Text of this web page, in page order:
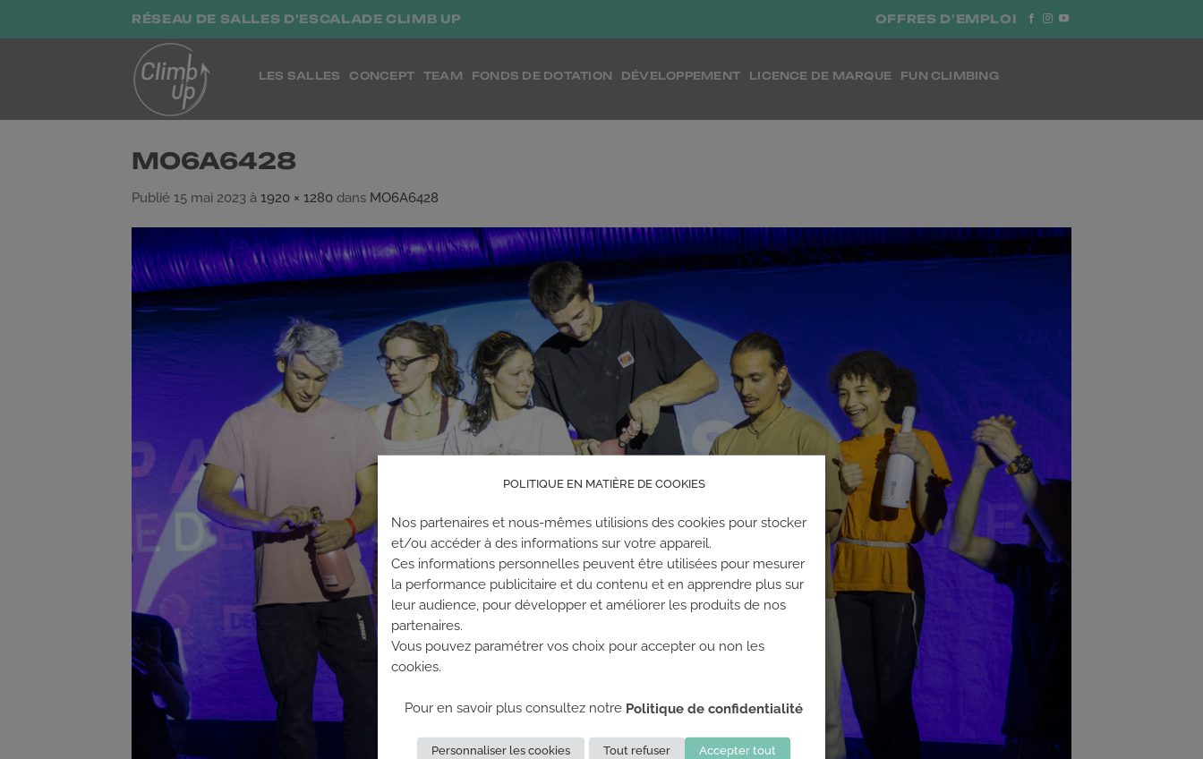
RÉSEAU DE SALLES D'ESCALADE CLIMB UP OFFRES D'EMPLOI
LES SALLES CONCEPT TEAM FONDS DE DOTATION DÉVELOPPEMENT LICENCE DE MARQUE FUN CLIMBING
MO6A6428
Publié 15 mai 2023 à 1920 × 1280 dans MO6A6428
POLITIQUE EN MATIÈRE DE COOKIES
Nos partenaires et nous-mêmes utilisions des cookies pour stocker
et/ou accéder à des informations sur votre appareil.
Ces informations personnelles peuvent être utilisées pour mesurer
la performance publicitaire et du contenu et en apprendre plus sur
leur audience, pour développer et améliorer les produits de nos
partenaires.
Vous pouvez paramétrer vos choix pour accepter ou non les
cookies.
Pour en savoir plus consultez notre Politique de confidentialité
Personnaliser les cookies Tout refuser Accepter tout